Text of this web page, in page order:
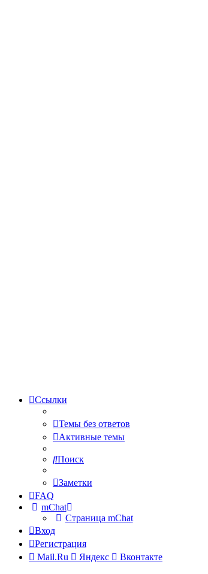
Ссылки
Темы без ответов
Активные темы
Поиск
Заметки
FAQ
mChat
Страница mChat
Вход
Регистрация
Mail.Ru
Яндекс Вконтакте